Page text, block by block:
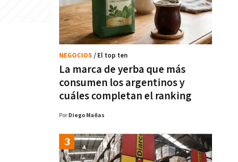
La marca de yerba que más
consumen los argentinos y
cuáles completan el ranking
NEGOCIOS / El top ten
Por Diego Mañas